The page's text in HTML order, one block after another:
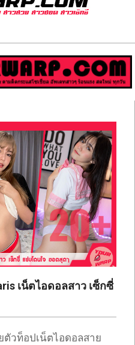
เน็ตไอดอลสาว เซ็กซี่
ตัวท็อปเน็ตไอดอลสาย